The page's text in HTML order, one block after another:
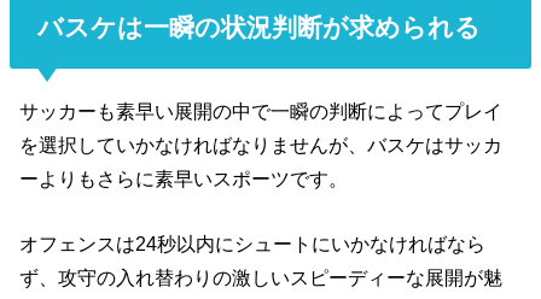
バスケは一瞬の状況判断が求められる
サッカーも素早い展開の中で一瞬の判断によってプレイ
を選択していかなければなりませんが、バスケはサッカ
ーよりもさらに素早いスポーツです。
オフェンスは24秒以内にシュートにいかなければなら
ず、攻守の入れ替わりの激しいスピーディーな展開が魅